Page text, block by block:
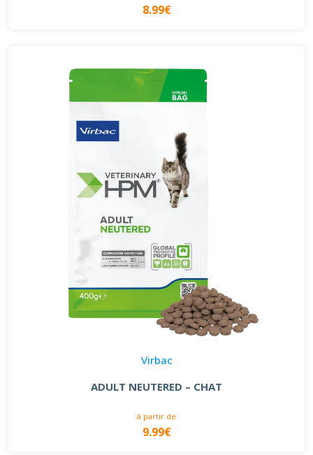
8.99€
Virbac
ADULT NEUTERED – CHAT
à partir de
9.99€